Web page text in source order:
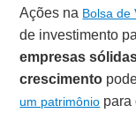
Ações na Bolsa de
de investimento
empresas
crescimento
um patrimônio para